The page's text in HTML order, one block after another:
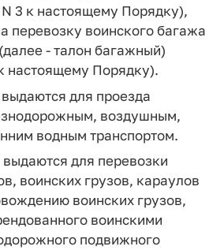
3 к настоящему Порядку),
перевозку воинского багажа
- талон багажный)
настоящему Порядку).
для проезда
воздушным,
водным транспортом.
для перевозки
воинских грузов, караулов
воинских грузов,
воинскими
подвижного